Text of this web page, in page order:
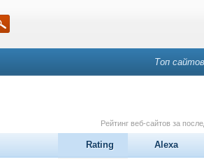
Топ
Рейтинг веб-сайтов за
Rating Alexa